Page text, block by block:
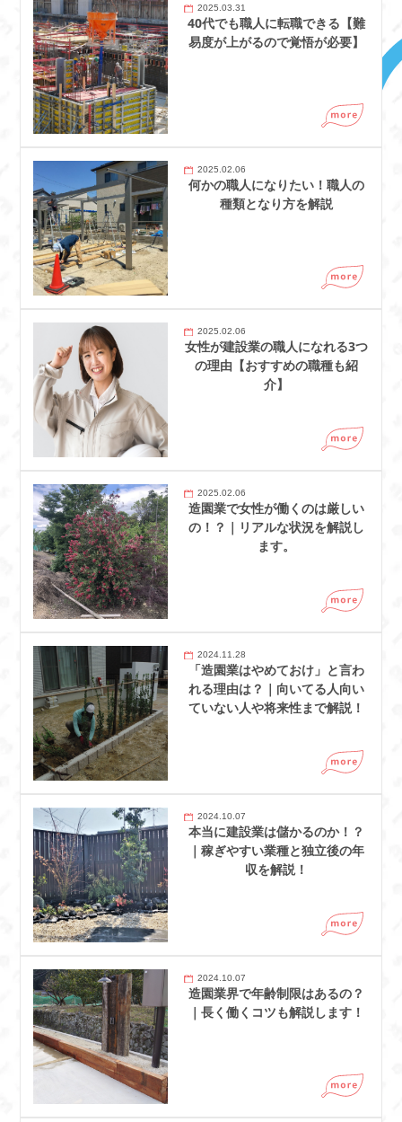
2025.03.31
40代でも職人に転職できる【難
易度が上がるので覚悟が必要】
2025.02.06
何かの職人になりたい！職人の
種類となり方を解説
2025.02.06
女性が建設業の職人になれる3つ
の理由【おすすめの職種も紹
介】
2025.02.06
造園業で女性が働くのは厳しい
の！？｜リアルな状況を解説し
ます。
2024.11.28
「造園業はやめておけ」と言わ
れる理由は？｜向いてる人向い
ていない人や将来性まで解説！
2024.10.07
本当に建設業は儲かるのか！？
｜稼ぎやすい業種と独立後の年
収を解説！
2024.10.07
造園業界で年齢制限はあるの？
｜長く働くコツも解説します！